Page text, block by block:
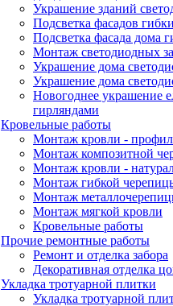
Украшение зданий
Подсветка фасадов
Подсветка фасада дома
Монтаж светодиодных
Украшение дома
Украшение дома
Новогоднее украшение
гирляндами
Кровельные работы
Монтаж кровли -
Монтаж композитной
Монтаж кровли -
Монтаж гибкой
Монтаж
Монтаж мягкой кровли
Кровельные работы
Прочие ремонтные работы
Ремонт и отделка забора
Декоративная отделка
Укладка тротуарной плитки
Укладка тротуарной